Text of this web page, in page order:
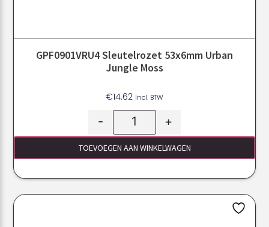
GPF0901VRU4 Sleutelrozet 53x6mm Urban
Jungle Moss
€14.62 Incl. BTW
- +
TOEVOEGEN AAN WINKELWAGEN